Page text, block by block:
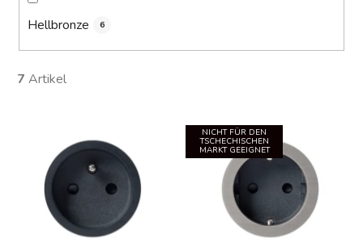
Hellbronze 6
7 Artikel
NICHT FÜR DEN
TSCHECHISCHEN
MARKT GEEIGNET